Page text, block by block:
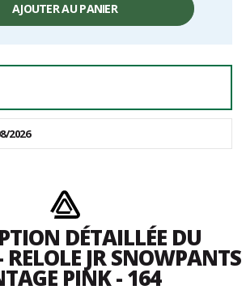
AJOUTER AU PANIER
2026
DÉTAILLÉE DU
JR SNOWPANTS
PINK - 164